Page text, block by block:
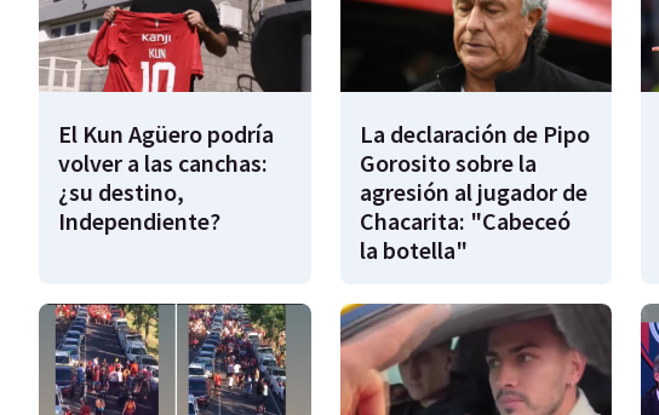
El Kun Agüero podría
volver a las canchas:
¿su destino,
Independiente?
La declaración de Pipo
Gorosito sobre la
agresión al jugador de
Chacarita: "Cabeceó
la botella"